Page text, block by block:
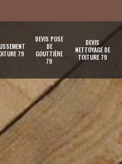
79
DEVIS POSE
DE
GOUTTIÈRE
79
DEVIS
NETTOYAGE DE
TOITURE 79